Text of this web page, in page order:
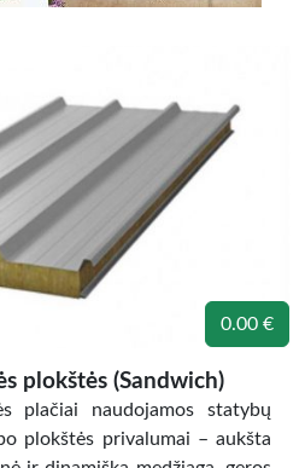
0.00 €
plokštės (Sandwich)
plačiai naudojamos statybų
plokštės privalumai – aukšta